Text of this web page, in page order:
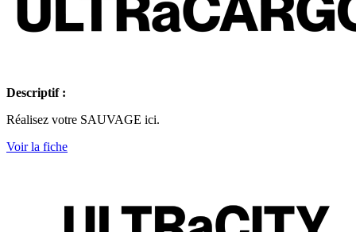
Descriptif :
Réalisez votre SAUVAGE ici.
Voir la fiche